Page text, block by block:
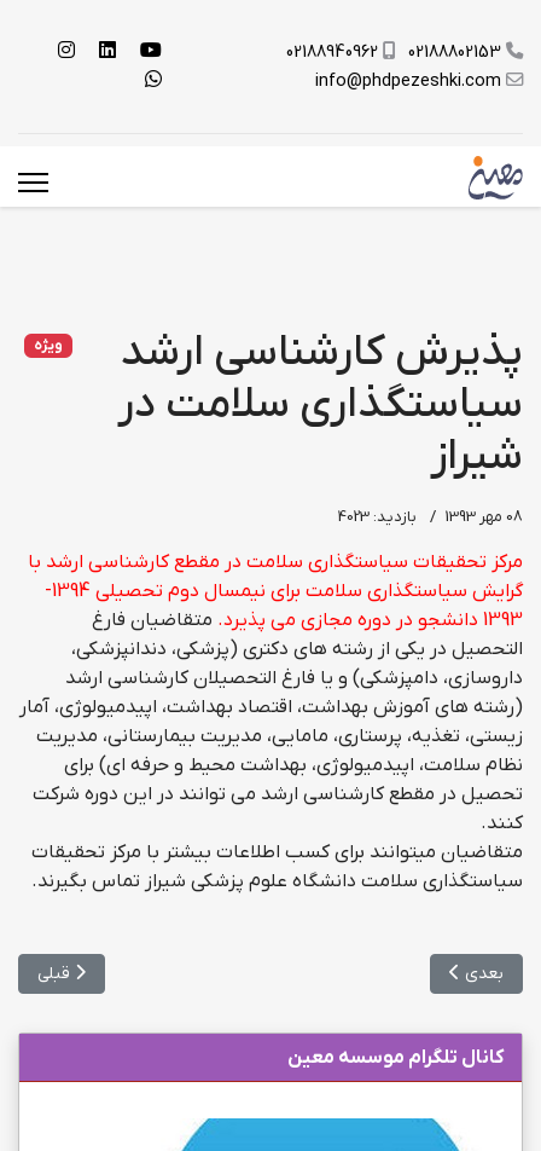
02188802153
02188940962
info@phdpezeshki.com
ویژه
پذيرش کارشناسی ارشد
سياستگذاري سلامت در
شيراز
08 مهر 1393 بازدید: 4023
مرکز تحقیقات سیاستگذاری سلامت در مقطع کارشناسی ارشد با
گرایش سیاستگذاری سلامت برای نیمسال دوم تحصیلی 1394-
1393 دانشجو در دوره مجازی می پذیرد.
متقاضیان فارغ
التحصیل در یکی از رشته های دکتری (پزشکی، دندانپزشکی،
داروسازی، دامپزشکی) و یا فارغ التحصیلان کارشناسی ارشد
(رشته های آموزش بهداشت، اقتصاد بهداشت، اپیدمیولوژی، آمار
زیستی، تغذیه، پرستاری، مامایی، مدیریت بیمارستانی، مدیریت
نظام سلامت، اپیدمیولوژی، بهداشت محیط و حرفه ای) برای
تحصیل در مقطع کارشناسی ارشد می توانند در این دوره شرکت
کنند.
متقاضیان میتوانند برای کسب اطلاعات بیشتر با مرکز تحقیقات
سیاستگذاری سلامت دانشگاه علوم پزشکی شیراز تماس بگیرند.
مطلب قبلی:
قبلی
مطلب بعدی: تجمع مجدد داوطلبان آزمون ارشد مقابل وزارت بهداشت
بعدی
کانال تلگرام موسسه معین